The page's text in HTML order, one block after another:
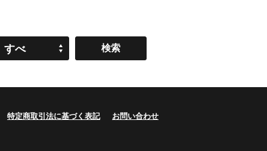
すべ
特定商取引法に基づく表記 お問い合わせ